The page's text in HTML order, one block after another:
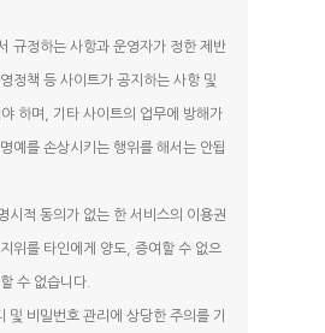
규정하는 사항과 운영자가 정한 제반
정책 등 사이트가 공지하는 사항 및
하며, 기타 사이트의 업무에 방해가
예를 손상시키는 행위를 해서는 안됩
적 동의가 없는 한 서비스의 이용권
위를 타인에게 양도, 증여할 수 없으
수 없습니다.
비밀번호 관리에 상당한 주의를 기